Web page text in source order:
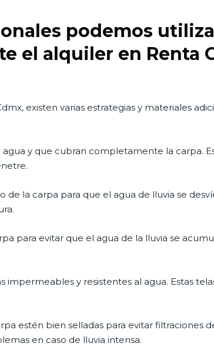
podemos
el alquiler en Renta
existen varias estrategias y materiales
y que cubran completamente la carpa.
de la carpa para que el agua de lluvia se
para evitar que el agua de la lluvia se
y resistentes al agua. Estas
estén bien selladas para evitar filtraciones
en caso de lluvia intensa.